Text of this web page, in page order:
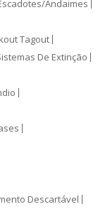
Andaimes
Tagout
De Extinção
Descartável